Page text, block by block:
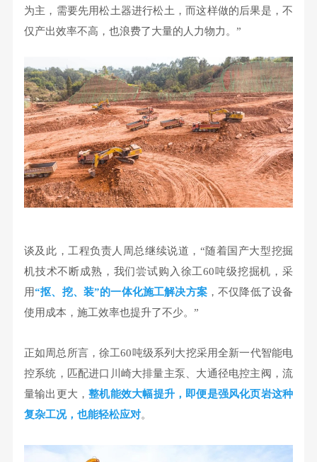
为主，需要先用松土器进行松土，而这样做的后果是，不
仅产出效率不高，也浪费了大量的人力物力。”
谈及此，工程负责人周总继续说道，“随着国产大型挖掘
机技术不断成熟，我们尝试购入徐工60吨级挖掘机，采
用“抠、挖、装”的一体化施工解决方案，不仅降低了设备
使用成本，施工效率也提升了不少。”
正如周总所言，徐工60吨级系列大挖采用全新一代智能电
控系统，匹配进口川崎大排量主泵、大通径电控主阀，流
量输出更大，整机能效大幅提升，即便是强风化页岩这种
复杂工况，也能轻松应对。